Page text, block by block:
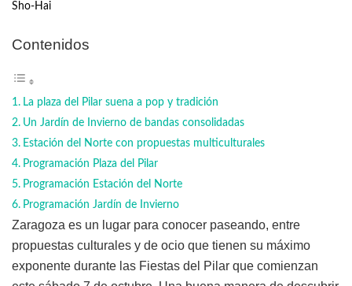
Sho-Hai
Contenidos
La plaza del Pilar suena a pop y tradición
Un Jardín de Invierno de bandas consolidadas
Estación del Norte con propuestas multiculturales
Programación Plaza del Pilar
Programación Estación del Norte
Programación Jardín de Invierno
Zaragoza es un lugar para conocer paseando, entre
propuestas culturales y de ocio que tienen su máximo
exponente durante las Fiestas del Pilar que comienzan